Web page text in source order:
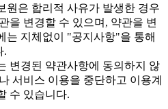
은 합리적 사유가 발생한 경우
을 변경할 수 있으며, 약관을 변
는 지체없이 "공지사항"을 통해
.
변경된 약관사항에 동의하지 않
서비스 이용을 중단하고 이용계
수 있습니다.